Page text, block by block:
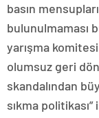
basın
bulunulmaması
yarışma
olumsuz geri
skandalından
sıkma